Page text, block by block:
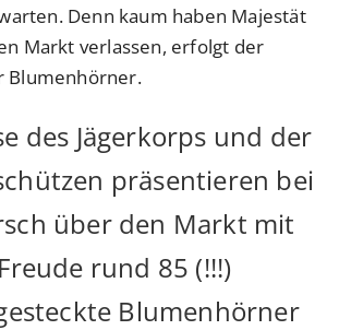
Denn kaum haben Majestät
Markt verlassen, erfolgt der
Blumenhörner.
des Jägerkorps und der
präsentieren bei
über den Markt mit
rund 85 (!!!)
Blumenhörner